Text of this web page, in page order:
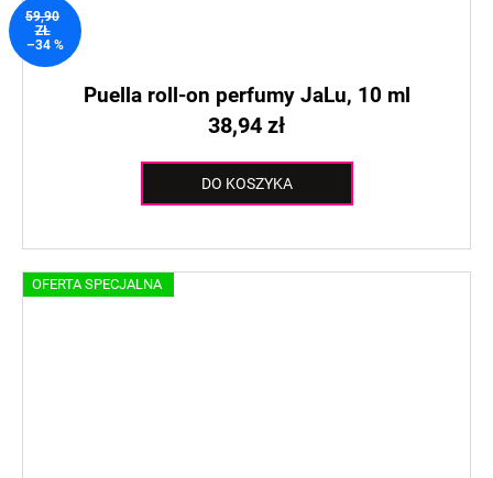
59,90
ZŁ
–34 %
Puella roll-on perfumy JaLu, 10 ml
38,94 zł
DO KOSZYKA
OFERTA SPECJALNA